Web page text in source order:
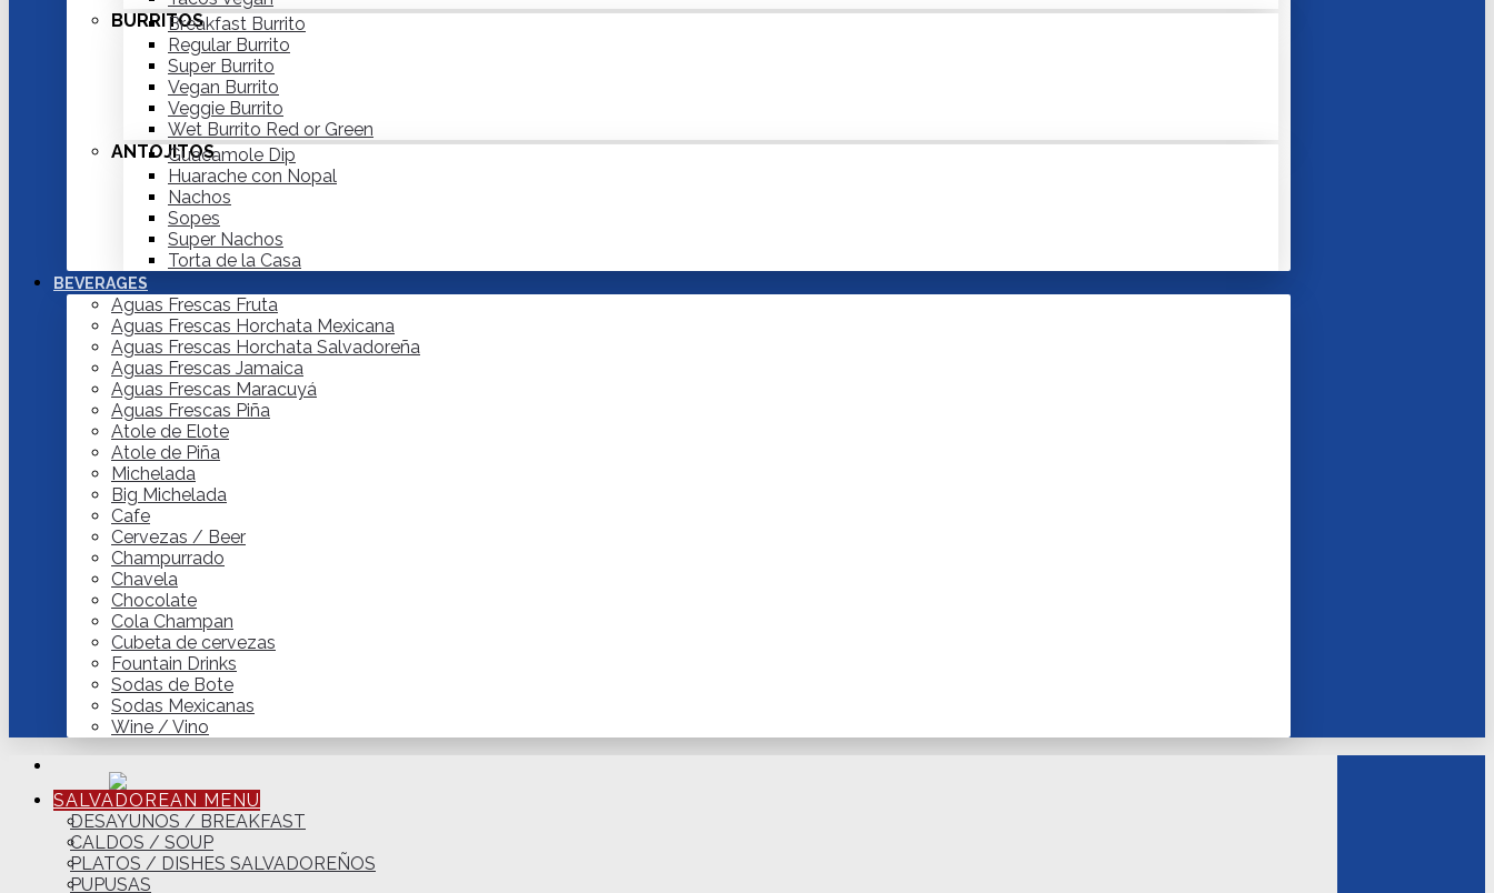
BURRITOSBreakfast Burrito
Regular Burrito
Super Burrito
Vegan Burrito
Veggie Burrito
Wet Burrito Red or Green
ANTOJITOSGuacamole Dip
Huarache con Nopal
Nachos
Sopes
Super Nachos
Torta de la Casa
BEVERAGES
Aguas Frescas Fruta
Aguas Frescas Horchata Mexicana
Aguas Frescas Horchata Salvadoreña
Aguas Frescas Jamaica
Aguas Frescas Maracuyá
Aguas Frescas Piña
Atole de Elote
Atole de Piña
Michelada
Big Michelada
Cafe
Cervezas / Beer
Champurrado
Chavela
Chocolate
Cola Champan
Cubeta de cervezas
Fountain Drinks
Sodas de Bote
Sodas Mexicanas
Wine / Vino
SALVADOREAN MENU
DESAYUNOS / BREAKFAST
CALDOS / SOUP
PLATOS / DISHES SALVADOREÑOS
PUPUSAS